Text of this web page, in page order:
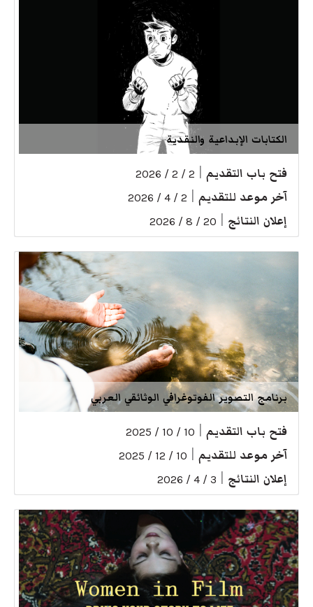
الكتابات الإبداعية والنقدية
فتح باب التقديم 2 / 2 / 2026
آخر موعد للتقديم 2 / 4 / 2026
إعلان النتائج 20 / 8 / 2026
برنامج التصوير الفوتوغرافي الوثائقي العربي
فتح باب التقديم 10 / 10 / 2025
آخر موعد للتقديم 10 / 12 / 2025
إعلان النتائج 3 / 4 / 2026